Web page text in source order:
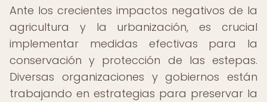
Ante los crecientes impactos negativos de la
agricultura y la urbanización, es crucial
implementar medidas efectivas para la
conservación y protección de las estepas.
Diversas organizaciones y gobiernos están
trabajando en estrategias para preservar la